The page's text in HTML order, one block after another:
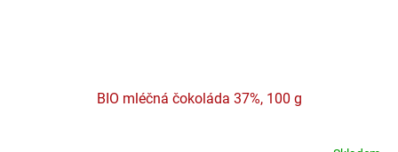
BIO mléčná čokoláda 37%, 100 g